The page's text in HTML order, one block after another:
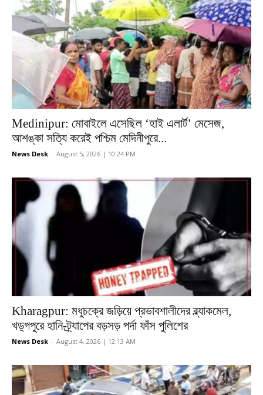
Medinipur: মোবাইলে এসেছিল ‘হাই এলার্ট’ মেসেজ,
আশঙ্কা সত্যি করেই পশ্চিম মেদিনীপুরে...
News Desk - August 5, 2026 | 10:24 PM
Kharagpur: মধুচক্রে জড়িয়ে প্রভাবশালীদের ব্ল্যাকমেল,
খড়্গপুরে হানি-ট্র্যাপের বড়সড় পর্দা ফাঁস পুলিশের
News Desk - August 4, 2026 | 12:13 AM